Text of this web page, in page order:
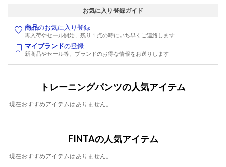
お気に入り登録ガイド
商品のお気に入り登録
再入荷やセール開始、残り１点の時にいち早くご連絡します
マイブランドの登録
新商品やセール等、ブランドのお得な情報をお送りします
トレーニングパンツの人気アイテム
現在おすすめアイテムはありません。
FINTAの人気アイテム
現在おすすめアイテムはありません。